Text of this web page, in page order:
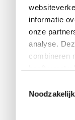
informatie
onze
analyse.
combineren
Noodzakelijk